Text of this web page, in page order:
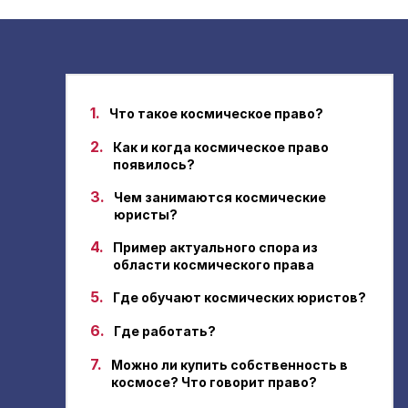
1. Что такое космическое право?
2.
Как и когда космическое право
появилось?
3.
Чем занимаются космические
юристы?
4.
Пример актуального спора из
области космического права
5. Где обучают космических юристов?
6. Где работать?
7.
Можно ли купить собственность в
космосе? Что говорит право?